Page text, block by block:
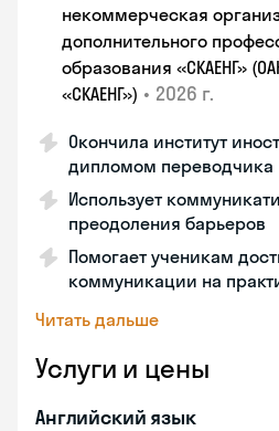
некоммерческая
дополнительного
образования «СКАЕНГ»
«СКАЕНГ») • 2026 г.
Окончила институт
дипломом переводчика
Использует
преодоления барьеров
Помогает ученикам
коммуникации на
Читать дальше
Услуги и цены
Английский язык